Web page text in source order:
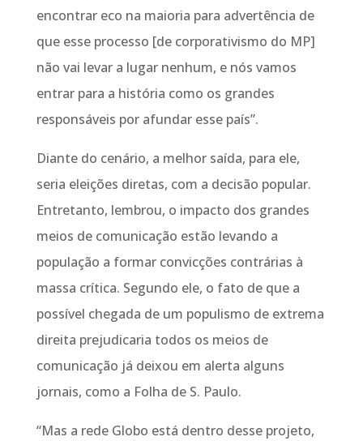
encontrar eco na maioria para advertência de
que esse processo [de corporativismo do MP]
não vai levar a lugar nenhum, e nós vamos
entrar para a história como os grandes
responsáveis por afundar esse país”.
Diante do cenário, a melhor saída, para ele,
seria eleições diretas, com a decisão popular.
Entretanto, lembrou, o impacto dos grandes
meios de comunicação estão levando a
população a formar convicções contrárias à
massa crítica. Segundo ele, o fato de que a
possível chegada de um populismo de extrema
direita prejudicaria todos os meios de
comunicação já deixou em alerta alguns
jornais, como a Folha de S. Paulo.
“Mas a rede Globo está dentro desse projeto,